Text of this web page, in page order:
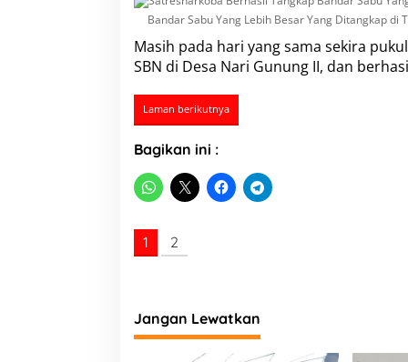
a
n
g
L
e
s
a
r
n
d
Bandar Sabu Yang Lebih Besar Yang Ditangkap di
Masih pada hari yang sama sekira
SBN di Desa Nari Gunung II, dan
Laman berikutnya
Bagikan ini :
1 2
Jangan Lewatkan